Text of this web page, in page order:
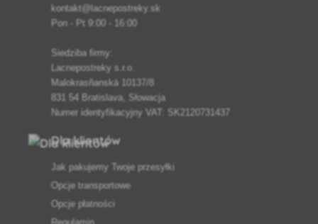
kontakt@lacnepostreky.sk
Pon - Pt 9:00 - 16:00
Siedziba firmy:
Lacnepostreky s.r.o.
Malokrasňanská 10137/8
831 54 Bratislava, Słowacja
Numer identyfikacyjny VAT: SK2120731437
Dla klientów
Jak pakujemy Twoje przesyłki
Opcje transportowe
Opcje płatności